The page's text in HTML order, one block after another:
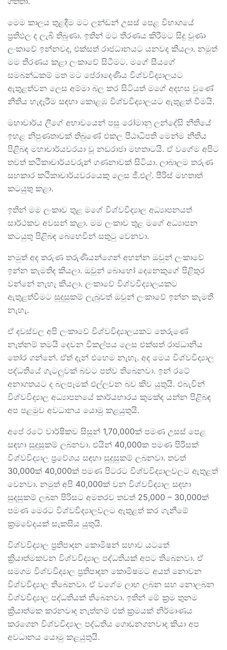
මෙම කාලය තුළදීම මට ලන්ඩන් උසස් පෙළ විභාගයේ
ප්‍රතිඵල ද ලැබි තිබුණා. ඉතින් මට තීරණය කිරීමට සිදු වුණා
ලංකාවේ ඉන්නවද, එක්සත් රාජධානයට යනවද කියලා. නමුත්
මම තීරණය කළා ලංකාවේ සිටීමට. මගේ සීයගේ
සමබන්ධකම් මත මට පේරාදෙණිය විශ්වවිද්‍යාලයට
ඇතුළත්වන ලෙස අම්මා බල කර සිටියත් මගේ අදහස වුණේ
නීතිය හැදෑරීම සඳහා කොළඹ විශ්වවිද්‍යාලයට ඇතුළත් වීමයි.
මහාචාර්ය ලීගේ අභාවයෙන් පසු රෝමානු ලන්දේසි නීතියේ
ඉහළ නිපුණතාවක් තිබුණේ එකල පීඨාධිපති මෙන්ම නීතිය
පිළිබඳ මහාචාර්යවරයා වූ නඩරාජා මහතාටයි. ඒ වගේම අපිට
තවත් කථිකාචාර්යවරුන් ගණනාවක් සිටියා. ලාබාලම තරුණ
සහකාර කථිකාචාර්යවරයෙකු ලෙස ජී.එල්. පීරිස් මහතාත්
කටයුතු කළා.
ඉතින් මම ලංකාව තුළ මගේ විශ්වවිද්‍යාල අධ්‍යාපනයත්
සාර්ථකව අවසන් කළා. මම ලංකාව තුළ මගේ අධ්‍යාපන
කටයුතු පිළිබඳ බෙහෙවින් සතුටු වෙනවා.
නමුත් අද තරුණ තරුණියන්ගෙන් අහන්න ඔවුන් ලංකාවේ
ඉන්න කැමතිද කියලා. ඔවුන් බොහෝ දෙනෙකුගේ පිළිතුර
වන්නේ නැහැ කියලා. ලංකාවේ විශ්වවිද්‍යාලයකට
ඇතුළත්වීමට සුදුසුකම් ලැබුවත් ඔවුන් ලංකාවේ ඉන්න කැමති
නැහැ.
ඒ දවස්වල අපි ලංකාවේ විශ්වවිද්‍යාලයකට තෙරුණේ
නැත්නම් තමයි දෙවන විකල්පය ලෙස එක්සත් රාජධානිය
තෝර ගන්නේ. ඒත් දැන් එහෙම නැහැ. අද මෙය විශ්වවිද්‍යාල
පද්ධතියේ ගැටලුවක් බවට පත්ව තිබෙනවා. ඉන් රටේ
අනාගතයට ද බලපෑමක් එල්ලවන බව කිව යුතුයි. එබැවින්
විශ්වවිද්‍යාල අධ්‍යාපනයේ කාර්යභාරය කුමක්ද යන්න පිළිබඳ
අප පළමුව අවධානය යොමු කළයුතුයි.
අපේ රටේ වාර්ෂිකව සිසුන් 1,70,000ක් පමණ උසස් පෙළ
සඳහා සුදුසුකම් ලබනවා. එයින් 40,000ක පමණ පිරිසක්
විශ්වවිද්‍යාල ප්‍රවේශය සඳහා සුදුසුකම් ලබනවා. තවත්
30,000ක් 40,000ක් පමණ පිටරට විශ්වවිද්‍යාලවලට ඇතුළත්
වෙනවා. නමුත් අපි 40,000ක් වන විශ්වවිද්‍යාල සඳහා
සුදසුකම් ලබන පිරිසට අමතරව තවත් 25,000 – 30,000ක්
පමණ මෙරට විශ්වවිද්‍යාලවලට ඇතුළත් කර ගැනීමේ
ක්‍රමවේදයක් සැකසිය යුතුයි.
විශ්වවිද්‍යාල ප්‍රතිපාදන කොමිෂන් සභාව යටතේ
ක්‍රියාත්මකවන විශ්වවිද්‍යාල පද්ධතියක් අපට තිබෙනවා. ඒ
සමගම විශ්වවිද්‍යාල ප්‍රතිපාදන කොමිෂමට අයත් නොවන
විශ්වවිද්‍යාල තිබෙනවා. ඒ වගේම ලාභ ලබන සහ නොලබන
විශ්වවිද්‍යාල පද්ධතියක් තිබෙනවා. ඉතින් මේ ක්‍රම තුනම
ක්‍රියාත්මක කරනවාද නැත්නම් එක් ක්‍රමයක් නිර්මාණය
කරගෙන විශ්වවිද්‍යාල පද්ධතිය ගොඩනගනවාද කියා අප
අවධානය යොමු කළයුතුයි.